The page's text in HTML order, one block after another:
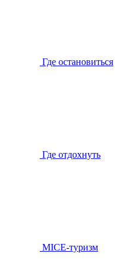
Где остановиться
Где отдохнуть
MICE-туризм